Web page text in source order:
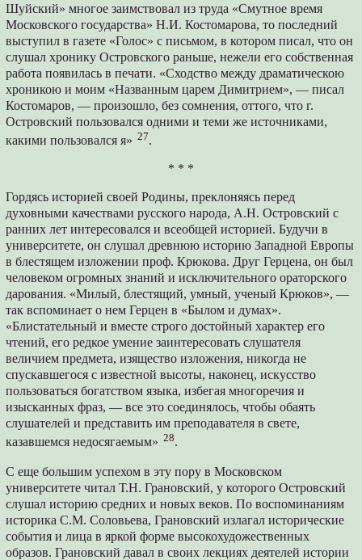
Шуйский» многое заимствовал из труда «Смутное время
Московского государства» Н.И. Костомарова, то последний
выступил в газете «Голос» с письмом, в котором писал, что он
слушал хронику Островского раньше, нежели его собственная
работа появилась в печати. «Сходство между драматическою
хроникою и моим «Названным царем Димитрием», — писал
Костомаров, — произошло, без сомнения, оттого, что г.
Островский пользовался одними и теми же источниками,
какими пользовался я» 27.
* * *
Гордясь историей своей Родины, преклоняясь перед
духовными качествами русского народа, А.Н. Островский с
ранних лет интересовался и всеобщей историей. Будучи в
университете, он слушал древнюю историю Западной Европы
в блестящем изложении проф. Крюкова. Друг Герцена, он был
человеком огромных знаний и исключительного ораторского
дарования. «Милый, блестящий, умный, ученый Крюков», —
так вспоминает о нем Герцен в «Былом и думах».
«Блистательный и вместе строго достойный характер его
чтений, его редкое умение заинтересовать слушателя
величием предмета, изящество изложения, никогда не
спускавшегося с известной высоты, наконец, искусство
пользоваться богатством языка, избегая многоречия и
изысканных фраз, — все это соединялось, чтобы обаять
слушателей и представить им преподавателя в свете,
казавшемся недосягаемым» 28.
С еще большим успехом в эту пору в Московском
университете читал Т.Н. Грановский, у которого Островский
слушал историю средних и новых веков. По воспоминаниям
историка С.М. Соловьева, Грановский излагал исторические
события и лица в яркой форме высокохудожественных
образов. Грановский давал в своих лекциях деятелей истории